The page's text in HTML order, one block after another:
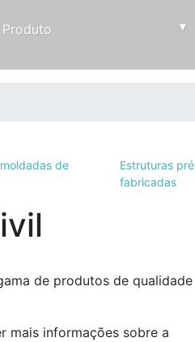
Produto ▾
de
Estruturas pré
fabricadas
de produtos de qualidade
mais informações sobre a